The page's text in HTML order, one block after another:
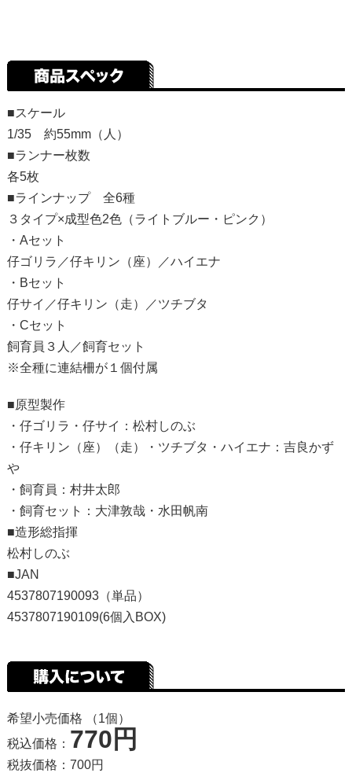
■スケール
1/35 約55mm（人）
■ランナー枚数
各5枚
■ラインナップ 全6種
３タイプ×成型色2色（ライトブルー・ピンク）
・Aセット
仔ゴリラ／仔キリン（座）／ハイエナ
・Bセット
仔サイ／仔キリン（走）／ツチブタ
・Cセット
飼育員３人／飼育セット
※全種に連結柵が１個付属
■原型製作
・仔ゴリラ・仔サイ：松村しのぶ
・仔キリン（座）（走）・ツチブタ・ハイエナ：吉良かず
や
・飼育員：村井太郎
・飼育セット：大津敦哉・水田帆南
■造形総指揮
松村しのぶ
■JAN
4537807190093（単品）
4537807190109(6個入BOX)
希望小売価格 （1個）
税込価格： 770円
税抜価格：700円